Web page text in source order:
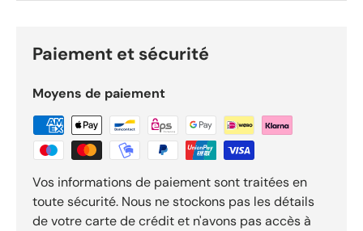
Paiement et sécurité
Moyens de paiement
Vos informations de paiement sont traitées en
toute sécurité. Nous ne stockons pas les détails
de votre carte de crédit et n'avons pas accès à